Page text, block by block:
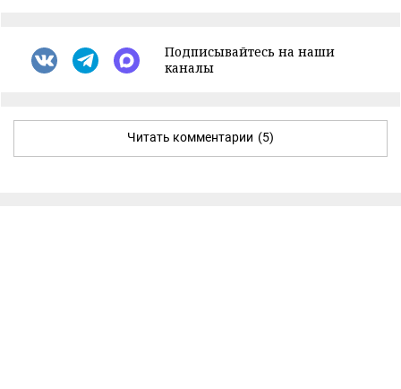
Подписывайтесь на наши
каналы
Читать комментарии (5)